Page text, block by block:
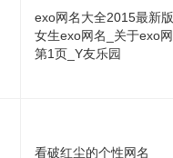
exo网名大全2015最新
女生exo网名_关于exo
第1页_Y友乐园
看破红尘的个性网名